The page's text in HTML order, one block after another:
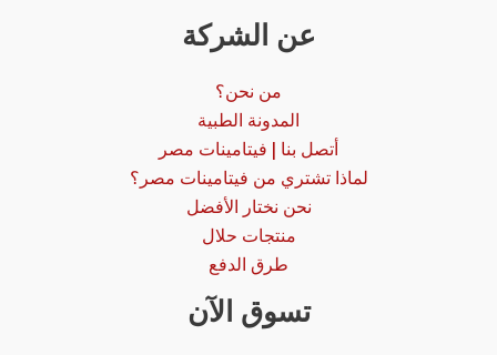
عن الشركة
من نحن؟
المدونة الطبية
أتصل بنا | فيتامينات مصر
لماذا تشتري من فيتامينات مصر؟
نحن نختار الأفضل
منتجات حلال
طرق الدفع
تسوق الآن